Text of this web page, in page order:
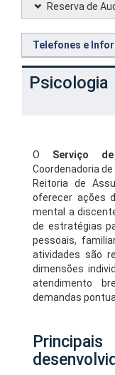
Reserva de
Telefones e
Psicologia
O Serviço
Coordenadoria
Reitoria de
oferecer ações
mental a
de estratégias
pessoais,
atividades são
dimensões
atendimento
demandas